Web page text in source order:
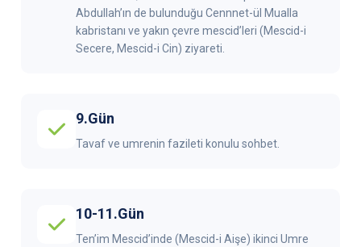
Abdullah’ın de bulunduğu Cennnet-ül Mualla
kabristanı ve yakın çevre mescid’leri (Mescid-i
Secere, Mescid-i Cin) ziyareti.
9.Gün
Tavaf ve umrenin fazileti konulu sohbet.
10-11.Gün
Ten’im Mescid’inde (Mescid-i Aişe) ikinci Umre